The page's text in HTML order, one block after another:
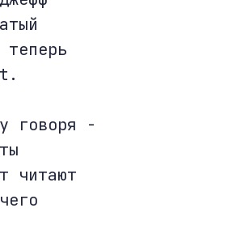
говоря -
читают